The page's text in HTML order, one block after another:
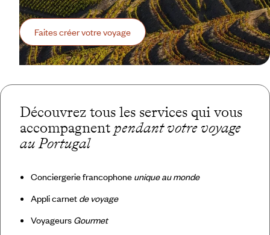
Faites créer votre voyage
Découvrez tous les services qui vous
accompagnent pendant votre voyage
au Portugal
Conciergerie francophone unique au monde
Appli carnet de voyage
Voyageurs Gourmet